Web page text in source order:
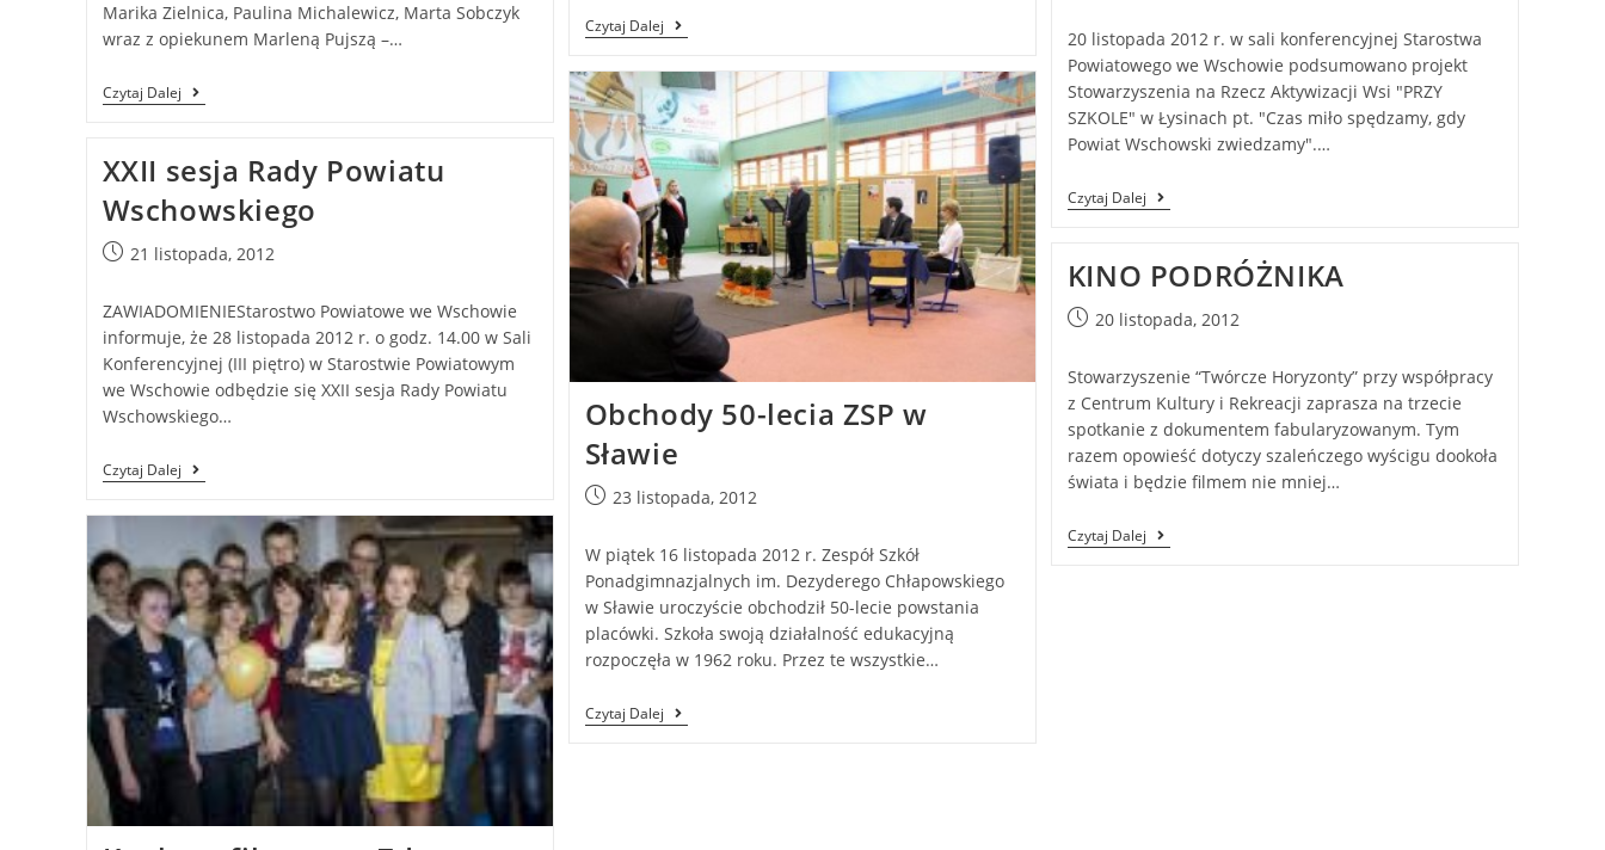
Czytaj Dalej
Marika Zielnica, Paulina Michalewicz, Marta Sobczyk
wraz z opiekunem Marleną Pujszą –…
Czytaj Dalej
20 listopada 2012 r. w sali konferencyjnej Starostwa
Powiatowego we Wschowie podsumowano projekt
Stowarzyszenia na Rzecz Aktywizacji Wsi "PRZY
SZKOLE" w Łysinach pt. "Czas miło spędzamy, gdy
Powiat Wschowski zwiedzamy".…
Czytaj Dalej
Obchody 50-lecia ZSP w
Sławie
23 listopada, 2012
W piątek 16 listopada 2012 r. Zespół Szkół
Ponadgimnazjalnych im. Dezyderego Chłapowskiego
w Sławie uroczyście obchodził 50-lecie powstania
placówki. Szkoła swoją działalność edukacyjną
rozpoczęła w 1962 roku. Przez te wszystkie…
Czytaj Dalej
XXII sesja Rady Powiatu
Wschowskiego
21 listopada, 2012
ZAWIADOMIENIEStarostwo Powiatowe we Wschowie
informuje, że 28 listopada 2012 r. o godz. 14.00 w Sali
Konferencyjnej (III piętro) w Starostwie Powiatowym
we Wschowie odbędzie się XXII sesja Rady Powiatu
Wschowskiego…
Czytaj Dalej
KINO PODRÓŻNIKA
20 listopada, 2012
Stowarzyszenie “Twórcze Horyzonty” przy współpracy
z Centrum Kultury i Rekreacji zaprasza na trzecie
spotkanie z dokumentem fabularyzowanym. Tym
razem opowieść dotyczy szaleńczego wyścigu dookoła
świata i będzie filmem nie mniej…
Czytaj Dalej